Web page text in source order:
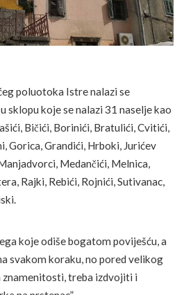
poluotoka Istre nalazi se
sklopu koje se nalazi 31 naselje kao
Bičići, Borinići, Bratulići, Cvitići,
Gorica, Grandići, Hrboki, Jurićev
Medančići, Melnica,
Rajki, Rebići, Rojnići, Sutivanac,
koje odiše bogatom poviješću, a
svakom koraku, no pored velikog
treba izdvojiti i